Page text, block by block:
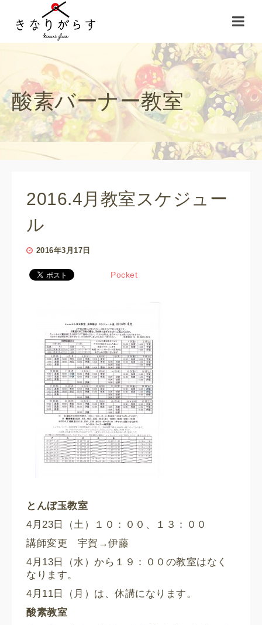
酸素バーナー教室
2016.4月教室スケジュー
ル
2016年3月17日
Pocket
とんぼ玉教室
4月23日（土）１０：００、１３：００
講師変更 宇賀→伊藤
4月13日（水）から１９：００の教室はなく
なります。
4月11日（月）は、休講になります。
酸素教室